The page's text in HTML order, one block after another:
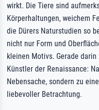
wirkt. Die Tiere sind
Körperhaltungen, weichem
die Dürers Naturstudien so
nicht nur Form und
kleinen Motivs. Gerade
Künstler der Renaissance:
Nebensache, sondern zu
liebevoller Betrachtung.